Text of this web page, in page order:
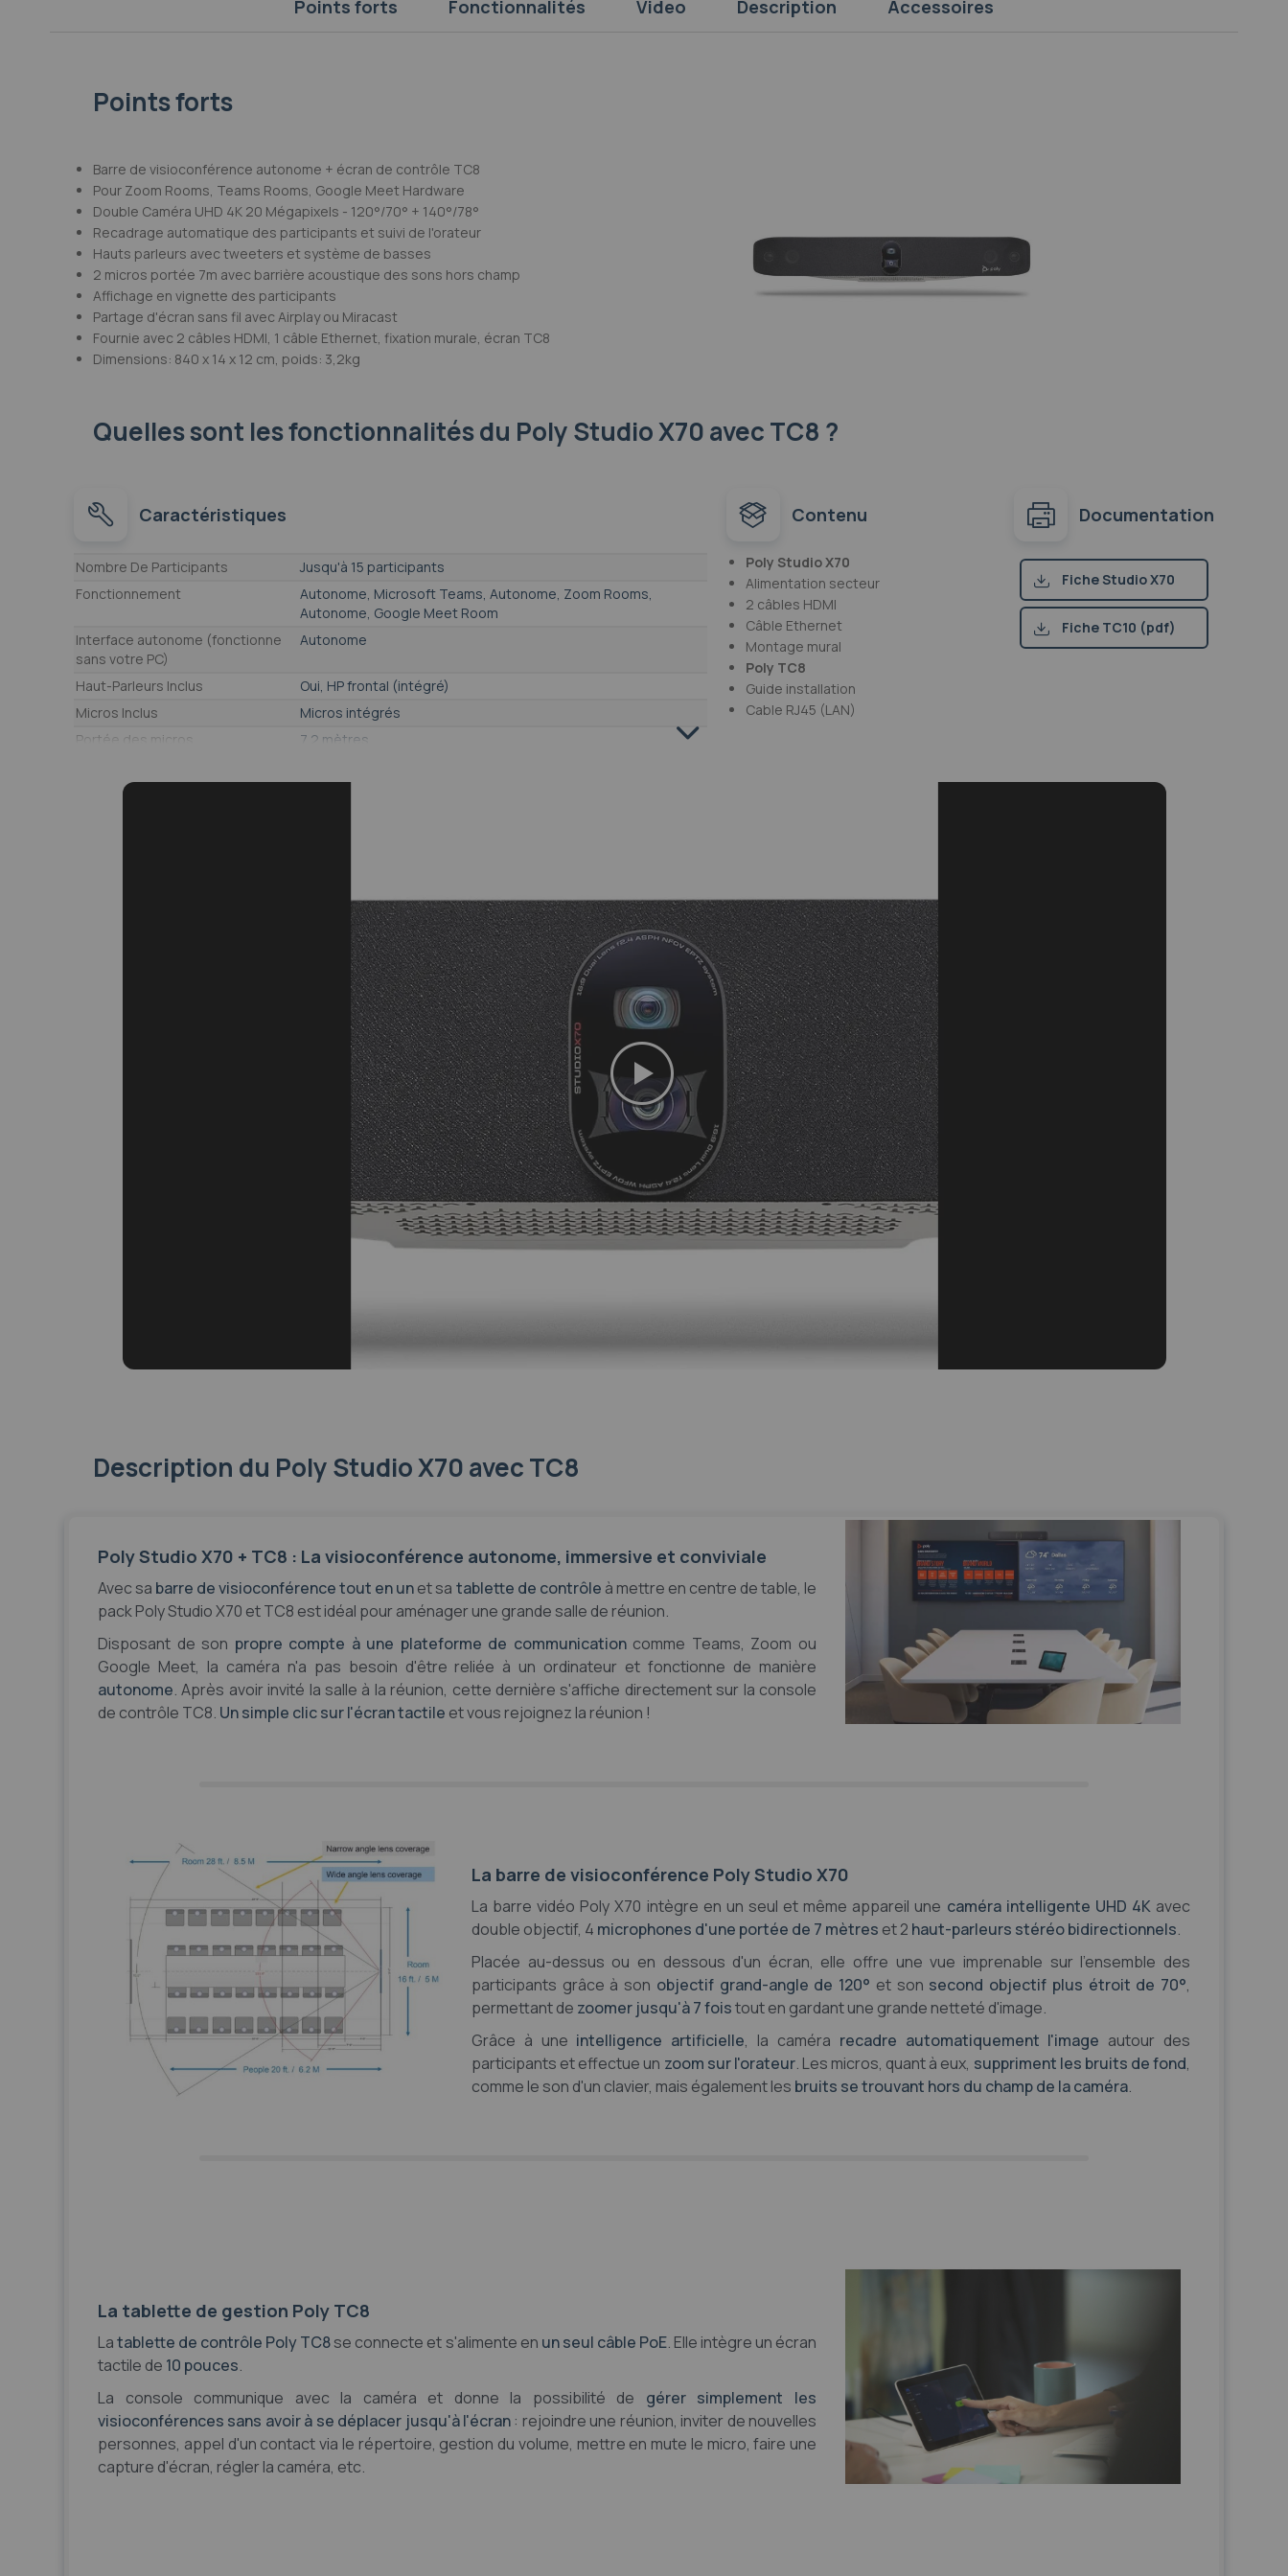
Points forts Fonctionnalités Video Description Accessoires
Points forts
Barre de visioconférence autonome + écran de contrôle TC8
Pour Zoom Rooms, Teams Rooms, Google Meet Hardware
Double Caméra UHD 4K 20 Mégapixels - 120°/70° + 140°/78°
Recadrage automatique des participants et suivi de l'orateur
Hauts parleurs avec tweeters et système de basses
2 micros portée 7m avec barrière acoustique des sons hors champ
Affichage en vignette des participants
Partage d'écran sans fil avec Airplay ou Miracast
Fournie avec 2 câbles HDMI, 1 câble Ethernet, fixation murale, écran TC8
Dimensions: 840 x 14 x 12 cm, poids: 3,2kg
Quelles sont les fonctionnalitésdu Poly Studio X70 avec TC8 ?
Caractéristiques
Caractéristiques
Nombre De Participants
Jusqu'à 15 participants
Fonctionnement
Autonome, Microsoft Teams, Autonome, Zoom Rooms,
Autonome, Google Meet Room
Interface autonome (fonctionne
sans votre PC)
Autonome
Haut-Parleurs Inclus
Oui, HP frontal (intégré)
Micros Inclus
Micros intégrés
Portée des micros
7,2 mètres
Résolution de la caméra
Oui - ePTZ (numérique)
Pas de zoom optique
Oui, auto. (AutoFraming), Oui, manuel
Oui - avec affichage vignette
Kits sans écran
x2 - visio sur 2 écrans
Obturateur automatique
Alimentation secteur
Bascule en mode USB (BYOD)
Contenu
Poly Studio X70
Alimentation secteur
2 câbles HDMI
Câble Ethernet
Montage mural
Poly TC8
Guide installation
Cable RJ45 (LAN)
Documentation
Fiche Studio X70
Fiche TC10 (pdf)
Description du Poly Studio X70 avec TC8
Poly Studio X70 + TC8 : La visioconférence autonome, immersive et conviviale
Avec sa barre de visioconférence tout en unet sa tablette de contrôle à mettre en centre de table, le
pack Poly Studio X70 et TC8 est idéal pour aménager une grande salle de réunion.
Disposant de son propre compte à une plateforme de communicationcomme Teams, Zoom ou
Google Meet, la caméra n'a pas besoin d'être reliée à un ordinateur et fonctionne de manière
autonome. Après avoir invité la salle à la réunion, cette dernière s'affiche directement sur la console
de contrôle TC8. Un simple clic sur l'écran tactile et vous rejoignez la réunion !
La barre de visioconférence Poly Studio X70
La barre vidéo Poly X70 intègre en un seul et même appareil une caméra intelligente UHD 4Kavec
double objectif, 4 microphones d'une portée de 7 mètres et 2 haut-parleurs stéréo bidirectionnels.
Placée au-dessus ou en dessous d'un écran, elle offre une vue imprenable sur l'ensemble des
participants grâce à son objectif grand-angle de 120° et son second objectif plus étroit de 70°,
permettant de zoomer jusqu'à 7 foistout en gardant une grande netteté d'image.
Grâce à une intelligence artificielle, la caméra recadre automatiquement l'image autour des
participants et effectue un zoom sur l'orateur. Les micros, quant à eux, suppriment les bruits de fond,
comme le son d'un clavier, mais également les bruits se trouvant hors du champ de la caméra.
La tablette de gestion Poly TC8
Latablette de contrôle Poly TC8se connecte et s'alimente en un seul câble PoE. Elle intègre un écran
tactile de 10 pouces.
La console communique avec la caméra et donne la possibilité de gérer simplement les
visioconférences sans avoir à se déplacer jusqu'à l'écran : rejoindre une réunion, inviter de nouvelles
personnes, appel d'un contact via le répertoire, gestion du volume, mettre en mute le micro, faire une
capture d'écran, régler la caméra, etc.